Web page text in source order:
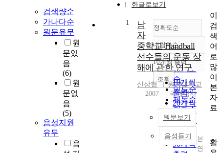
검색량순
가나다순
원문유무
원
문있
음
(6)
원
문없
음
(5)
음성지원
유무
음
한글로보기
정확도순
정확도
순
인기도
순
연도순
제목순
저자순
발행기
내림차순
내림차순
10개씩 출력
10개씩
출력
20개씩
출력
30개씩
출력
50개씩
조회
1
남
자
중학교 Handball
선수들의 운동 상
해에 관한 연구
신상협
원광대학교
2007
국내석사
원문보기
음성듣기
본
연
이
검
색
어
로
많
이
본
자
료
활